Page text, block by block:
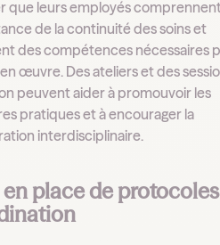
que leurs employés
de la continuité des soins et
des compétences nécessaires
œuvre. Des ateliers et des
peuvent aider à promouvoir les
pratiques et à encourager la
interdisciplinaire.
place de